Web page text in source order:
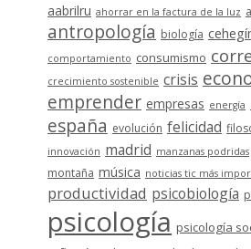
aabrilru ahorrar en la factura de la luz
antropología biología
comportamiento consumismo
crecimiento sostenible crisis
emprender empresas energía
españa evolución felicidad
innovación madrid manzanas podridas
montaña música noticias tic más
productividad psicobiología
psicología psicología